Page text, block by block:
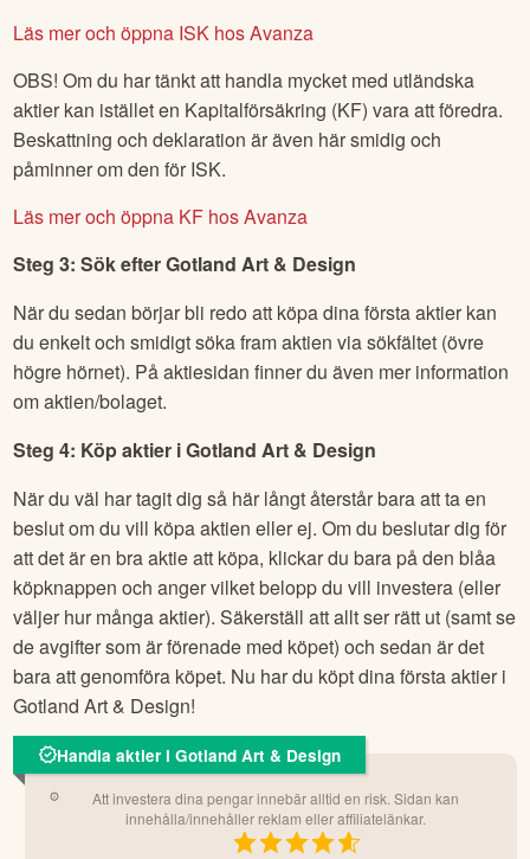
Läs mer och öppna ISK hos Avanza
OBS! Om du har tänkt att handla mycket med utländska
aktier kan istället en Kapitalförsäkring (KF) vara att föredra.
Beskattning och deklaration är även här smidig och
påminner om den för ISK.
Läs mer och öppna KF hos Avanza
Steg 3: Sök efterGotland Art & Design
När du sedan börjar bli redo att köpa dina första aktier kan
du enkelt och smidigt söka fram aktien via sökfältet (övre
högre hörnet). På aktiesidan finner du även mer information
om aktien/bolaget.
Steg 4: Köp aktier iGotland Art & Design
När du väl har tagit dig så här långt återstår bara att ta en
beslut om du vill köpa aktien eller ej. Om du beslutar dig för
att det är en bra aktie att köpa, klickar du bara på den blåa
köpknappen och anger vilket belopp du vill investera (eller
väljer hur många aktier). Säkerställ att allt ser rätt ut (samt se
de avgifter som är förenade med köpet) och sedan är det
bara att genomföra köpet. Nu har du köpt dina första aktier i
Gotland Art & Design!
Handla aktier i Gotland Art & Design
Att investera dina pengar innebär alltid en risk. Sidan kan
innehålla/innehåller reklam eller affiliatelänkar.